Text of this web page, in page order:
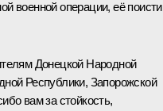
военной операции, её
Донецкой Народной
Республики, Запорожской
вам за стойкость,